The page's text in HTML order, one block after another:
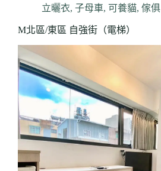
立曬衣, 子母車, 可養貓, 傢俱
M北區/東區 自強街（電梯）